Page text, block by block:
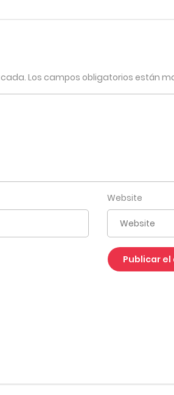
Los campos obligatorios están
Website